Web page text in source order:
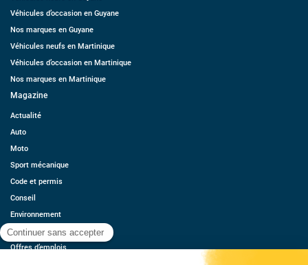
Véhicules d’occasion en Guyane
Nos marques en Guyane
Véhicules neufs en Martinique
Véhicules d’occasion en Martinique
Nos marques en Martinique
Magazine
Actualité
Auto
Moto
Sport mécanique
Code et permis
Conseil
Environnement
Économie
Offres d’emplois